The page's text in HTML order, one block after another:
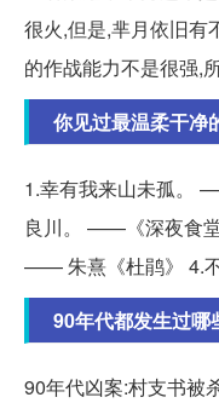
很火,但是,芈月依旧有
的作战能力不是很强,
你见过最温柔干净
1.幸有我来山未孤。
良川。 ——《深夜食堂
—— 朱熹《杜鹃》 4.不
90年代都发生过哪
90年代凶案:村支书被